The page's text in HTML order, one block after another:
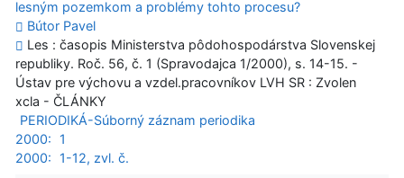
lesným pozemkom a problémy tohto procesu?
Bútor Pavel
Les : časopis Ministerstva pôdohospodárstva Slovenskej
republiky. Roč. 56, č. 1 (Spravodajca 1/2000), s. 14-15. -
Ústav pre výchovu a vzdel.pracovníkov LVH SR : Zvolen
xcla - ČLÁNKY
PERIODIKÁ-Súborný záznam periodika
2000:
1
2000:
1-12, zvl. č.